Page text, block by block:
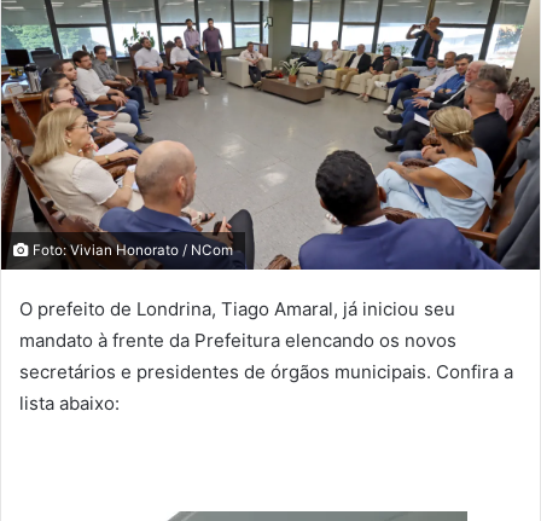
Foto: Vivian Honorato / NCom
O prefeito de Londrina, Tiago Amaral, já iniciou seu
mandato à frente da Prefeitura elencando os novos
secretários e presidentes de órgãos municipais. Confira a
lista abaixo: